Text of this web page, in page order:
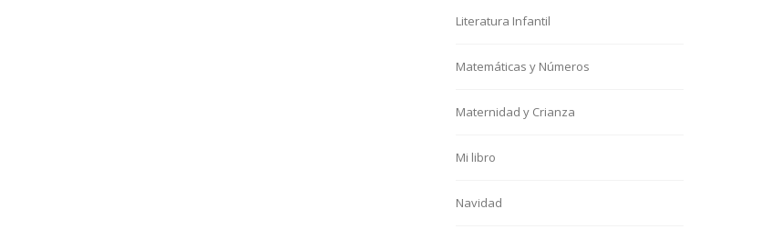
Literatura Infantil
Matemáticas y Números
Maternidad y Crianza
Mi libro
Navidad